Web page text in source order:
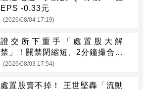
EPS -0.33元
(2026/08/04 17:19)
證交所下重手「處置股大解
禁」！關禁閉縮短、2分鐘撮合震
撼上路
(2026/08/03 17:54)
處置股賣不掉！ 王世堅轟「流動